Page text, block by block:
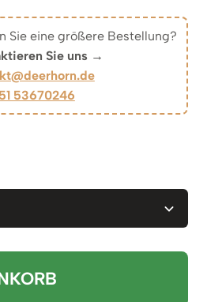
Sie eine größere Bestellung?
Sie uns →
53670246